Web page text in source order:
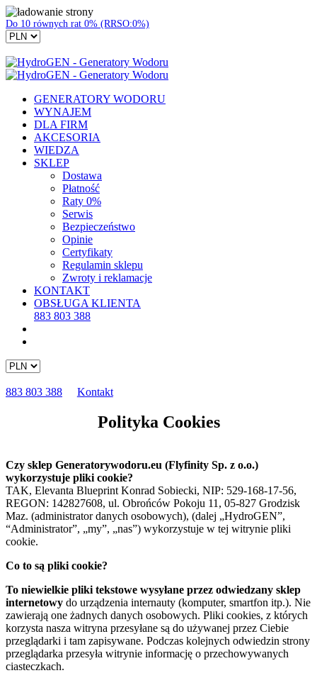
Do 10 równych rat 0% (RRSO:0%)
GENERATORY WODORU
WYNAJEM
DLA FIRM
AKCESORIA
WIEDZA
SKLEP
Dostawa
Płatność
Raty 0%
Serwis
Bezpieczeństwo
Opinie
Certyfikaty
Regulamin sklepu
Zwroty i reklamacje
KONTAKT
OBSŁUGA KLIENTA
883 803 388
883 803 388 Kontakt
Polityka Cookies
Czy sklep Generatorywodoru.eu (Flyfinity Sp. z o.o.)
wykorzystuje pliki cookie?
TAK, Elevanta Blueprint Konrad Sobiecki, NIP: 529-168-17-56,
REGON: 142827608, ul. Obrońców Pokoju 11, 05-827 Grodzisk
Maz. (administrator danych osobowych), (dalej „HydroGEN”,
“Administrator”, „my”, „nas”) wykorzystuje w tej witrynie pliki
cookie.
Co to są pliki cookie?
To niewielkie pliki tekstowe wysyłane przez odwiedzany sklep
internetowy do urządzenia internauty (komputer, smartfon itp.). Nie
zawierają one żadnych danych osobowych. Pliki cookies, z których
korzysta nasza witryna przesyłane są do używanej przez Ciebie
przeglądarki i tam zapisywane. Podczas kolejnych odwiedzin strony
przeglądarka przesyła witrynie informację o przechowywanych
ciasteczkach.